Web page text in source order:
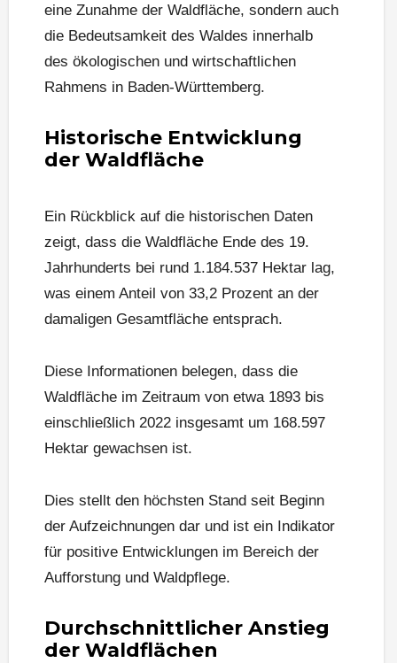
eine Zunahme der Waldfläche, sondern auch
die Bedeutsamkeit des Waldes innerhalb
des ökologischen und wirtschaftlichen
Rahmens in Baden-Württemberg.
Historische Entwicklung
der Waldfläche
Ein Rückblick auf die historischen Daten
zeigt, dass die Waldfläche Ende des 19.
Jahrhunderts bei rund 1.184.537 Hektar lag,
was einem Anteil von 33,2 Prozent an der
damaligen Gesamtfläche entsprach.
Diese Informationen belegen, dass die
Waldfläche im Zeitraum von etwa 1893 bis
einschließlich 2022 insgesamt um 168.597
Hektar gewachsen ist.
Dies stellt den höchsten Stand seit Beginn
der Aufzeichnungen dar und ist ein Indikator
für positive Entwicklungen im Bereich der
Aufforstung und Waldpflege.
Durchschnittlicher Anstieg
der Waldflächen